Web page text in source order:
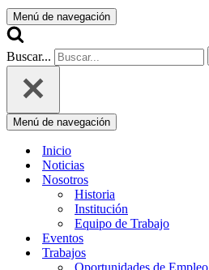
Menú de navegación
Buscar...
Menú de navegación
Inicio
Noticias
Nosotros
Historia
Institución
Equipo de Trabajo
Eventos
Trabajos
Oportunidades de Empleo